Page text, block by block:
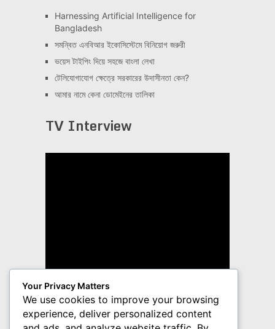
Har­ness­ing Arti­fi­cial Intel­li­gence for
Bangladesh
সমন্বিত এনবিআর ইকোসিস্টেমে বিনিয়োগ জরুরী
ভয়েস টাইপিং দিয়ে সহজে বাংলা লেখা
টেলিযোগাযোগ ক্ষেত্রে সরকারের উদাসীনতা কেন?
আমার নামে কেনা ডোমেইনের তালিকা
TV Interview
Your Privacy Matters
We use cookies to improve your browsing
experience, deliver personalized content